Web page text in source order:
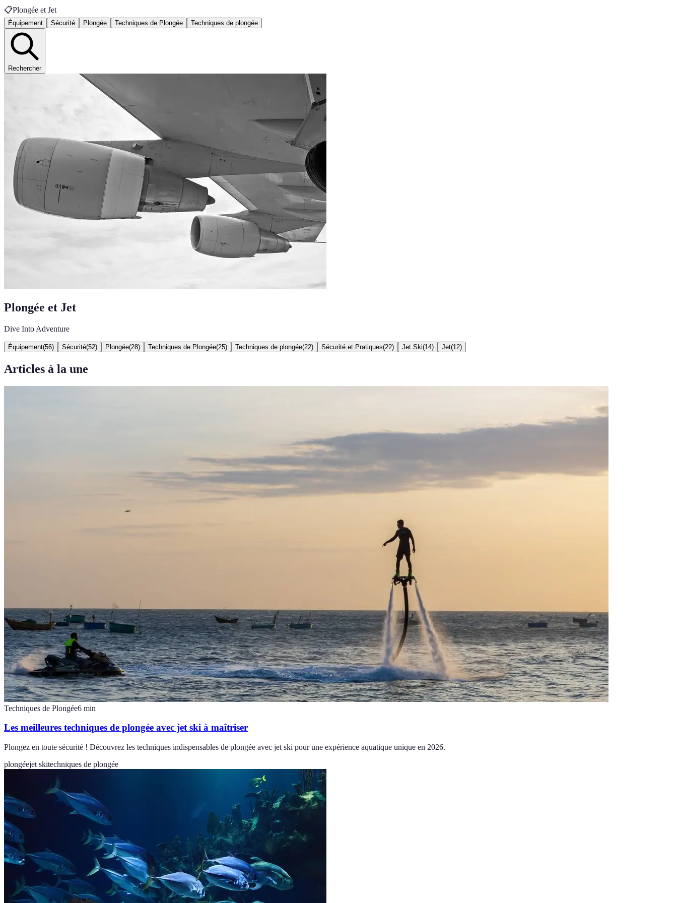
📋Plongée et Jet
Équipement Sécurité Plongée Techniques de Plongée Techniques de plongée
Rechercher
Plongée et Jet
Dive Into Adventure
Équipement(56) Sécurité(52) Plongée(28) Techniques de Plongée(25) Techniques de plongée(22) Sécurité et Pratiques(22) Jet Ski(14) Jet(12)
Articles à la une
Techniques de Plongée6 min
Les meilleures techniques de plongée avec jet ski à maîtriser
Plongez en toute sécurité ! Découvrez les techniques indispensables de plongée avec jet ski pour une expérience aquatique unique en 2026.
plongéejet skitechniques de plongée